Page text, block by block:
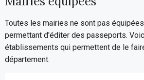
Toutes les mairies ne sont pas
permettant d'éditer des passeports.
établissements qui permettent de le
département.